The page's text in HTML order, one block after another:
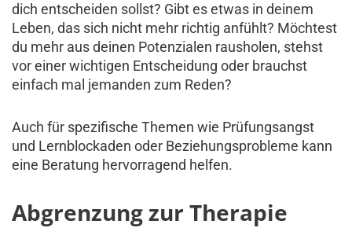
dich entscheiden sollst? Gibt es etwas in deinem
Leben, das sich nicht mehr richtig anfühlt? Möchtest
du mehr aus deinen Potenzialen rausholen, stehst
vor einer wichtigen Entscheidung oder brauchst
einfach mal jemanden zum Reden?
Auch für spezifische Themen wie Prüfungsangst
und Lernblockaden oder Beziehungsprobleme kann
eine Beratung hervorragend helfen.
Abgrenzung zur Therapie